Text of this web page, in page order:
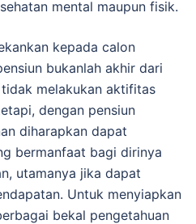
mental maupun fisik.
kepada calon
bukanlah akhir dari
melakukan aktifitas
dengan pensiun
diharapkan dapat
bermanfaat bagi dirinya
utamanya jika dapat
Untuk menyiapkan
bekal pengetahuan